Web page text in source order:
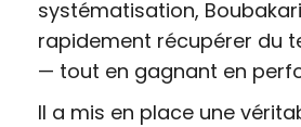
systématisation,
rapidement récupérer du
— tout en gagnant en
Il a mis en place une